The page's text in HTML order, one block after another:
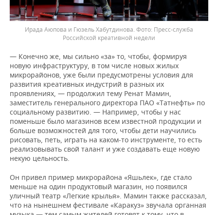
Ирада Аюпова и Гюзель Хабутдинова.
Пресс-служба
Российской креативной недели
— Конечно же, мы сильно «за» то, чтобы, формируя
новую инфраструктуру, в том числе новых жилых
микрорайонов, уже были предусмотрены условия для
развития креативных индустрий в разных их
проявлениях, — продолжил тему Ренат Мамин,
заместитель генерального директора ПАО «Татнефть» по
социальному развитию. — Например, чтобы у нас
поменьше было магазинов всем известной продукции и
больше возможностей для того, чтобы дети научились
рисовать, петь, играть на каком-то инструменте, то есть
реализовывать свой талант и уже создавать еще новую
некую цельность.
Он привел пример микрорайона «Яшьлек», где стало
меньше на один продуктовый магазин, но появился
уличный театр «Легкие крылья». Мамин также рассказал,
что на нынешнем фестивале «Каракуз» звучала органная